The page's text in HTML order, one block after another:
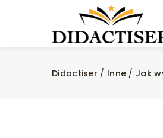
Didactiser / Inne / Jak